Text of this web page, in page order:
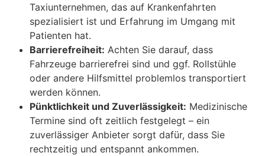
Taxiunternehmen, das auf Krankenfahrten
spezialisiert ist und Erfahrung im Umgang mit
Patienten hat.
Barrierefreiheit: Achten Sie darauf, dass
Fahrzeuge barrierefrei sind und ggf. Rollstühle
oder andere Hilfsmittel problemlos transportiert
werden können.
Pünktlichkeit und Zuverlässigkeit: Medizinische
Termine sind oft zeitlich festgelegt – ein
zuverlässiger Anbieter sorgt dafür, dass Sie
rechtzeitig und entspannt ankommen.